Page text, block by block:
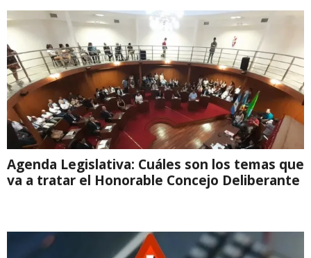
Agenda Legislativa: Cuáles son los temas que
va a tratar el Honorable Concejo Deliberante